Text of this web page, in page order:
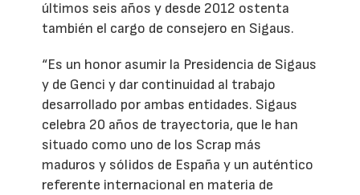
últimos seis años y desde 2012 ostenta
también el cargo de consejero en Sigaus.
“Es un honor asumir la Presidencia de Sigaus
y de Genci y dar continuidad al trabajo
desarrollado por ambas entidades. Sigaus
celebra 20 años de trayectoria, que le han
situado como uno de los Scrap más
maduros y sólidos de España y un auténtico
referente internacional en materia de